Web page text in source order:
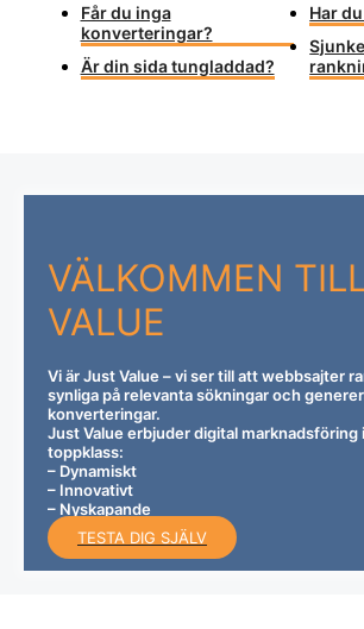
Får du inga
konverteringar?
Är din sida tungladdad?
Har
VÄLKOMMEN
VALUE
Vi är Just Value – vi ser till att webbsajter
synliga på relevanta sökningar och
konverteringar.
Just Value erbjuder digital
toppklass:
– Dynamiskt
– Innovativt
– Nyskapande
TESTA DIG SJÄLV